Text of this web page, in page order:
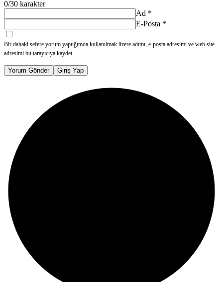
0/30 karakter
Ad *
E-Posta *
Bir dahaki sefere yorum yaptığımda kullanılmak üzere adımı, e-posta adresimi ve web site
adresimi bu tarayıcıya kaydet.
Yorum Gönder Giriş Yap